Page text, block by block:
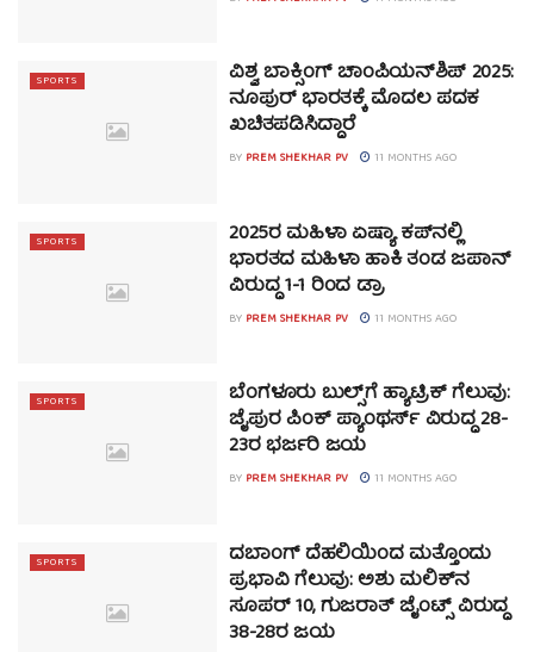
SPORTS ವಿಶ್ವ ಬಾಕ್ಸಿಂಗ್ ಚಾಂಪಿಯನ್‌ಶಿಪ್ 2025:
ನೂಪುರ್ ಭಾರತಕ್ಕೆ ಮೊದಲ ಪದಕ
ಖಚಿತಪಡಿಸಿದ್ದಾರೆ
BY PREM SHEKHAR PV 11 MONTHS AGO
SPORTS 2025ರ ಮಹಿಳಾ ಏಷ್ಯಾ ಕಪ್‌ನಲ್ಲಿ
ಭಾರತದ ಮಹಿಳಾ ಹಾಕಿ ತಂಡ ಜಪಾನ್
ವಿರುದ್ಧ 1-1 ರಿಂದ ಡ್ರಾ
BY PREM SHEKHAR PV 11 MONTHS AGO
SPORTS ಬೆಂಗಳೂರು ಬುಲ್ಸ್‌ಗೆ ಹ್ಯಾಟ್ರಿಕ್‌ ಗೆಲುವು:
ಜೈಪುರ ಪಿಂಕ್‌ ಪ್ಯಾಂಥರ್ಸ್‌ ವಿರುದ್ಧ 28-
23ರ ಭರ್ಜರಿ ಜಯ
BY PREM SHEKHAR PV 11 MONTHS AGO
SPORTS ದಬಾಂಗ್ ದೆಹಲಿಯಿಂದ ಮತ್ತೊಂದು
ಪ್ರಭಾವಿ ಗೆಲುವು: ಅಶು ಮಲಿಕ್‌ನ
ಸೂಪರ್ 10, ಗುಜರಾತ್ ಜೈಂಟ್ಸ್ ವಿರುದ್ಧ
38-28ರ ಜಯ